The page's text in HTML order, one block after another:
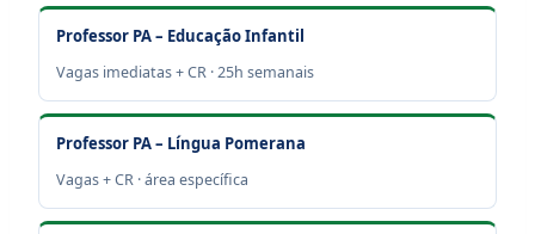
Professor PA – Educação Infantil
Vagas imediatas + CR · 25h semanais
Professor PA – Língua Pomerana
Vagas + CR · área específica